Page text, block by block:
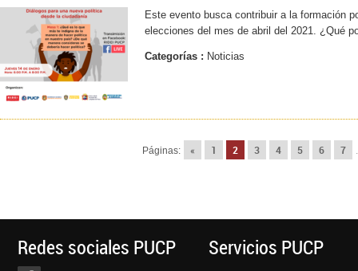
Este evento busca contribuir a la formación
elecciones del mes de abril del 2021. ¿Qué
Categorías : Noticias
Páginas: « 1 2 3 4 5 6 7
Redes sociales PUCP Servicios PUCP